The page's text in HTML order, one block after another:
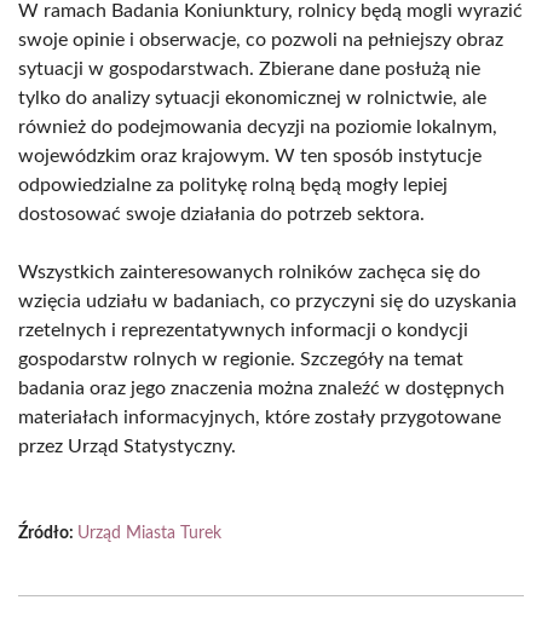
W ramach Badania Koniunktury, rolnicy będą mogli wyrazić
swoje opinie i obserwacje, co pozwoli na pełniejszy obraz
sytuacji w gospodarstwach. Zbierane dane posłużą nie
tylko do analizy sytuacji ekonomicznej w rolnictwie, ale
również do podejmowania decyzji na poziomie lokalnym,
wojewódzkim oraz krajowym. W ten sposób instytucje
odpowiedzialne za politykę rolną będą mogły lepiej
dostosować swoje działania do potrzeb sektora.
Wszystkich zainteresowanych rolników zachęca się do
wzięcia udziału w badaniach, co przyczyni się do uzyskania
rzetelnych i reprezentatywnych informacji o kondycji
gospodarstw rolnych w regionie. Szczegóły na temat
badania oraz jego znaczenia można znaleźć w dostępnych
materiałach informacyjnych, które zostały przygotowane
przez Urząd Statystyczny.
Źródło: Urząd Miasta Turek